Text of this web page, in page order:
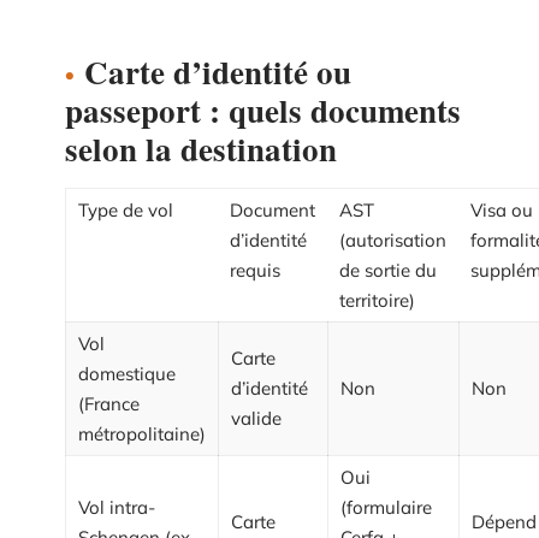
Carte d’identité ou
passeport : quels documents
selon la destination
Type de vol
Document
d’identité
requis
AST
(autorisation
de sortie du
territoire)
Visa ou
Vol
domestique
(France
métropolitaine)
Carte
d’identité
valide
Non Non
Vol intra-
Carte
Oui
(formulaire